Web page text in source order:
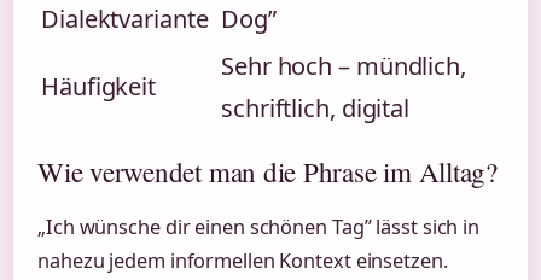
Dialektvariante Dog”
Häufigkeit
Sehr hoch – mündlich,
schriftlich, digital
Wie verwendet man die Phrase im Alltag?
„Ich wünsche dir einen schönen Tag” lässt sich in
nahezu jedem informellen Kontext einsetzen.